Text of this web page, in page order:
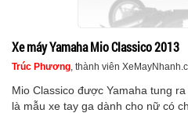
Xe máy Yamaha Mio Classico 2013
Trúc Phương, thành viên
Mio Classico được Yamaha tung
là mẫu xe tay ga dành cho nữ có